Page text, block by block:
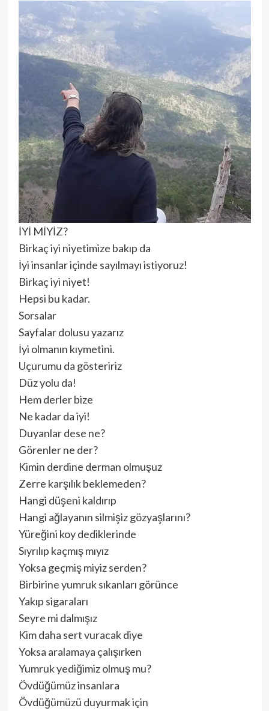
İYİ MİYİZ?
Birkaç iyi niyetimize bakıp da
İyi insanlar içinde sayılmayı istiyoruz!
Birkaç iyi niyet!
Hepsi bu kadar.
Sorsalar
Sayfalar dolusu yazarız
İyi olmanın kıymetini.
Uçurumu da gösteririz
Düz yolu da!
Hem derler bize
Ne kadar da iyi!
Duyanlar dese ne?
Görenler ne der?
Kimin derdine derman olmuşuz
Zerre karşılık beklemeden?
Hangi düşeni kaldırıp
Hangi ağlayanın silmişiz gözyaşlarını?
Yüreğini koy dediklerinde
Sıyrılıp kaçmış mıyız
Yoksa geçmiş miyiz serden?
Birbirine yumruk sıkanları görünce
Yakıp sigaraları
Seyre mi dalmışız
Kim daha sert vuracak diye
Yoksa aralamaya çalışırken
Yumruk yediğimiz olmuş mu?
Övdüğümüz insanlara
Övdüğümüzü duyurmak için